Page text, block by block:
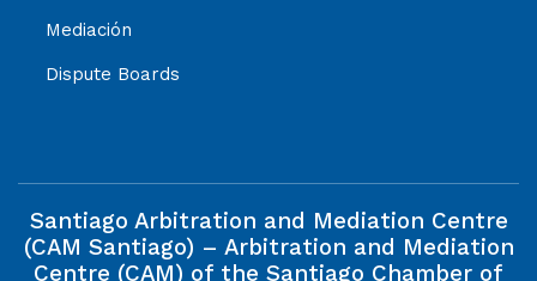
Mediación
Dispute Boards
Santiago Arbitration and Mediation Centre
(CAM Santiago) – Arbitration and Mediation
Centre (CAM) of the Santiago Chamber of